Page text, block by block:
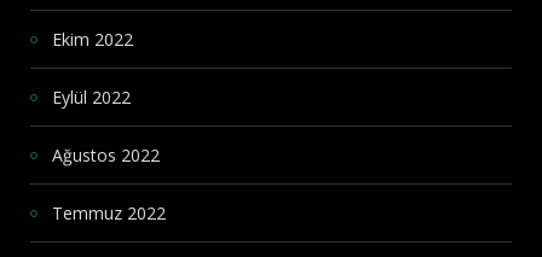
Ekim 2022
Eylül 2022
Ağustos 2022
Temmuz 2022